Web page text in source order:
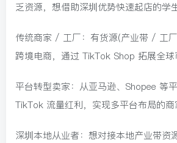
乏资源，想借助深圳优势快速起店的学
传统商家 / 工厂：有货源(产业带 / 工
跨境电商，通过 TikTok Shop 拓展全球
平台转型卖家：从亚马逊、Shopee 等
TikTok 流量红利，实现多平台布局的商
深圳本地从业者：想对接本地产业带资